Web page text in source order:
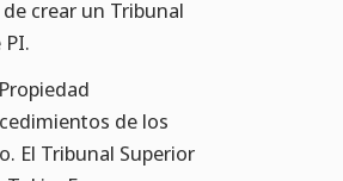
crear un Tribunal
de los
El Tribunal Superior